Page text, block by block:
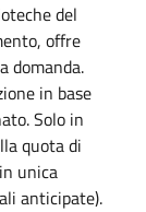
del
offre
domanda.
in base
Solo in
quota di
unica
anticipate).